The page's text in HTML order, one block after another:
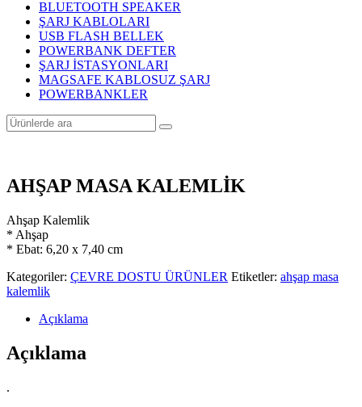
BLUETOOTH SPEAKER
ŞARJ KABLOLARI
USB FLASH BELLEK
POWERBANK DEFTER
ŞARJ İSTASYONLARI
MAGSAFE KABLOSUZ ŞARJ
POWERBANKLER
AHŞAP MASA KALEMLİK
Ahşap Kalemlik
* Ahşap
* Ebat: 6,20 x 7,40 cm
Kategoriler: ÇEVRE DOSTU ÜRÜNLER Etiketler: ahşap masa
kalemlik
Açıklama
Açıklama
.